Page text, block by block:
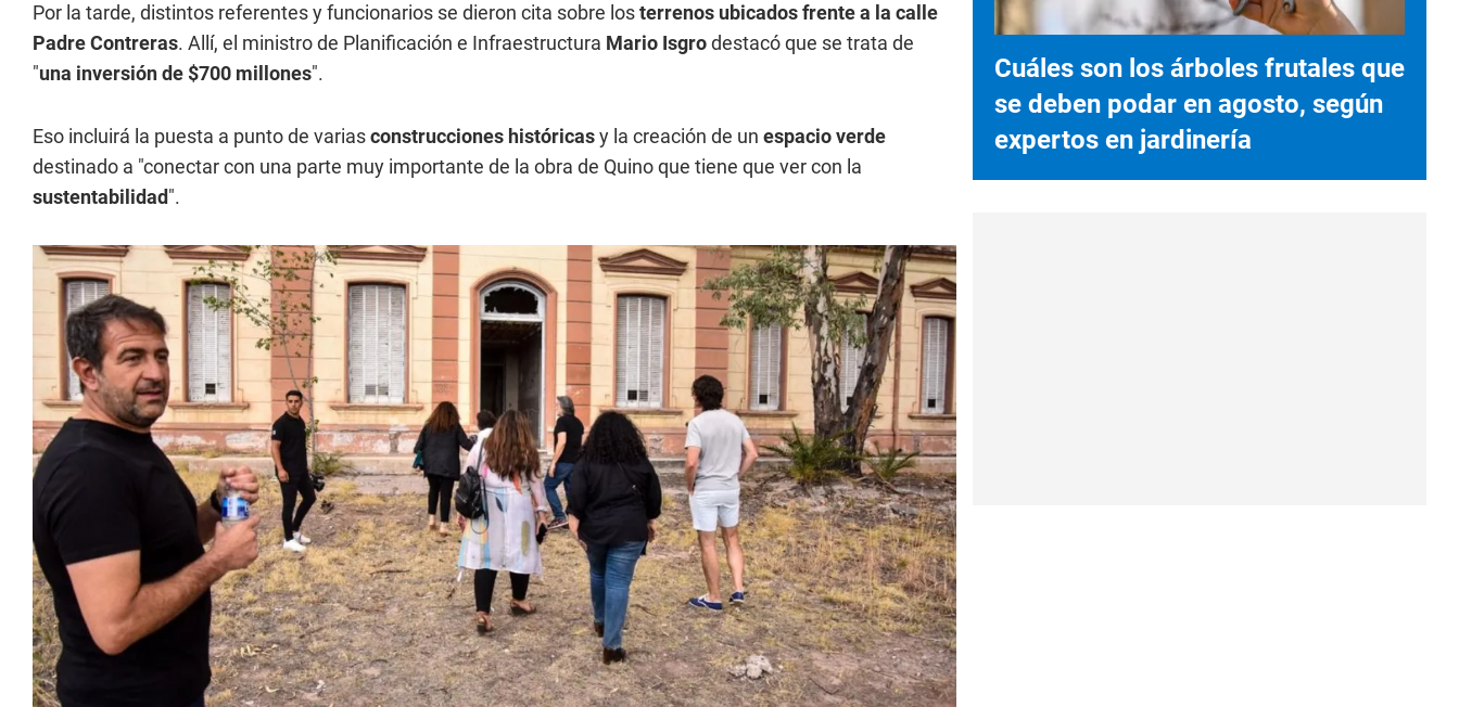
Por la tarde, distintos referentes y funcionarios se dieron cita sobre losterrenos ubicados frente a la calle
Padre Contreras. Allí, el ministro de Planificación e Infraestructura Mario Isgrodestacó que se trata de
"una inversión de $700 millones".
Eso incluirá la puesta a punto de variasconstrucciones históricasy la creación de un espacio verde
destinado a "conectar con una parte muy importante de la obra de Quino que tiene que ver con la
sustentabilidad".
Cuáles son los árboles frutales que
se deben podar en agosto, según
expertos en jardinería